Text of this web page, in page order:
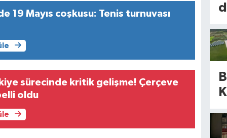
19 Mayıs coşkusu: Tenis turnuvası
sürecinde kritik gelişme! Çerçeve
oldu
k